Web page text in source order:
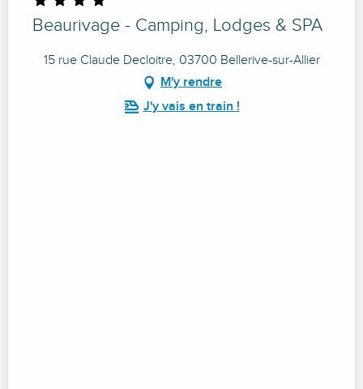
Beaurivage - Camping, Lodges & SPA
15 rue Claude Decloitre, 03700 Bellerive-sur-Allier
M'y rendre
J'y vais en train !